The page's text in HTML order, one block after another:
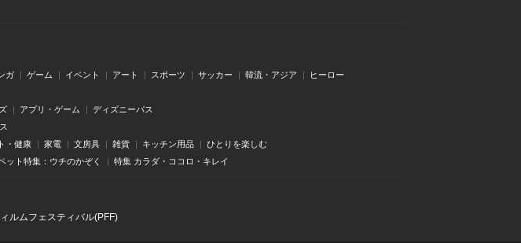
ガ ゲーム イベント アート スポーツ サッカー 韓流・アジア ヒーロー
アプリ・ゲーム ディズニーパス
・健康 家電 文房具 雑貨 キッチン用品 ひとりを楽しむ
ット特集：ウチのかぞく 特集 カラダ・ココロ・キレイ
ルムフェスティバル(PFF)